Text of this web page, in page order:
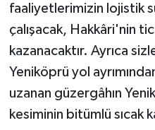
faaliyetlerimizin lojistik
çalışacak, Hakkâri'nin
kazanacaktır. Ayrıca
Yeniköprü yol
uzanan güzergâhın
kesiminin bitümlü sıcak